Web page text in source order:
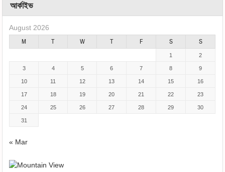
আর্কাইভ
August 2026
M
T W T F S S
1 2
3 4 5 6 7 8 9
10 11 12 13 14 15 16
17 18 19 20 21 22 23
24 25 26 27 28 29 30
31
« Mar